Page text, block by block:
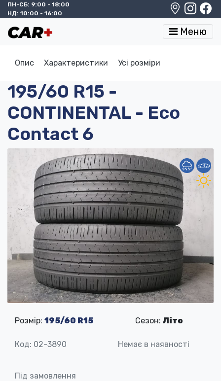
ПН-СБ: 9:00 - 18:00
НД: 10:00 - 16:00
Меню
Опис Характеристики Усі розміри
195/60 R15 -
CONTINENTAL - Eco
Contact 6
Розмір: 195/60 R15 Сезон: Літо
Код: 02-3890 Немає в наявності
Під замовлення